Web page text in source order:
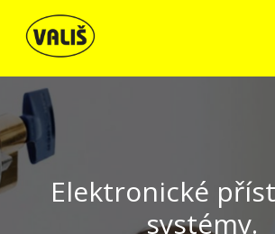
Elektronické
systémy.
Bezpečnostní a